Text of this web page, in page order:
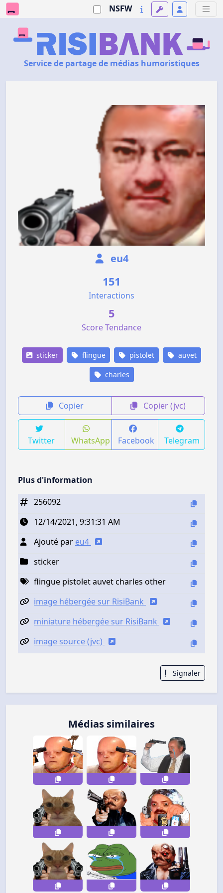
NSFW
Service de partage de médias humoristiques
eu4
151
Interactions
5
Score Tendance
sticker flingue pistolet auvet
charles
Copier Copier (jvc)
Twitter WhatsApp Facebook Telegram
Plus d'information
256092
12/14/2021, 9:31:31 AM
Ajouté par eu4
sticker
flingue pistolet auvet charles other
image hébergée sur RisiBank
miniature hébergée sur RisiBank
image source (jvc)
Signaler
Médias similaires